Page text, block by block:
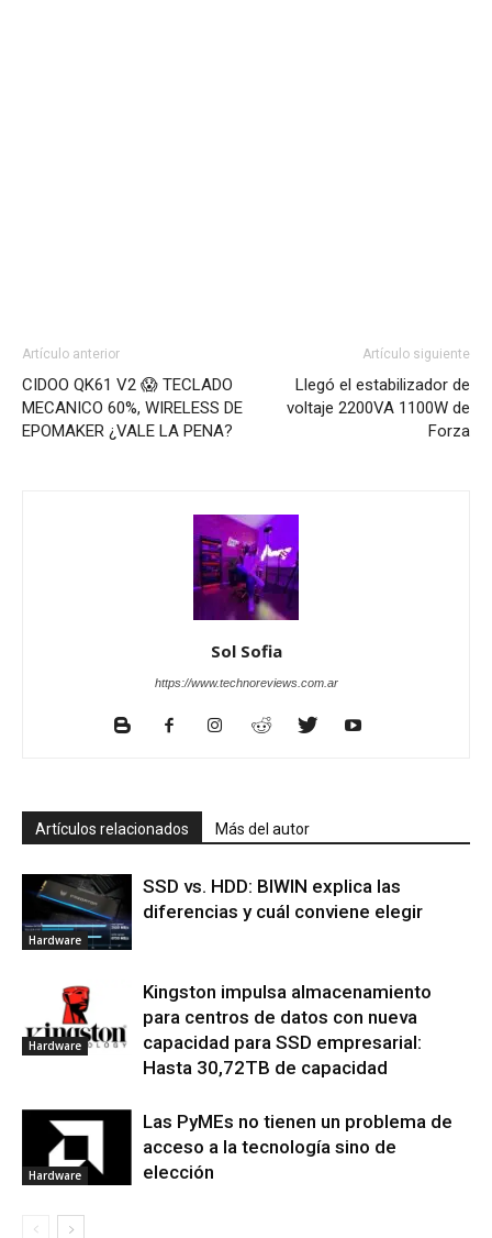
Artículo anterior
CIDOO QK61 V2 😱 TECLADO
MECANICO 60%, WIRELESS DE
EPOMAKER ¿VALE LA PENA?
Artículo siguiente
Llegó el estabilizador de
voltaje 2200VA 1100W de
Forza
Sol Sofia
https://www.technoreviews.com.ar
Artículos relacionados Más del autor
Hardware
SSD vs. HDD: BIWIN explica las
diferencias y cuál conviene elegir
Hardware
Kingston impulsa almacenamiento
para centros de datos con nueva
capacidad para SSD empresarial:
Hasta 30,72TB de capacidad
Hardware
Las PyMEs no tienen un problema de
acceso a la tecnología sino de
elección